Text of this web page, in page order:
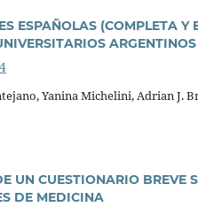
ESPAÑOLAS (COMPLETA
ARGENTINOS
Yanina Michelini, Adrian J.
UN CUESTIONARIO BREVE
DE MEDICINA